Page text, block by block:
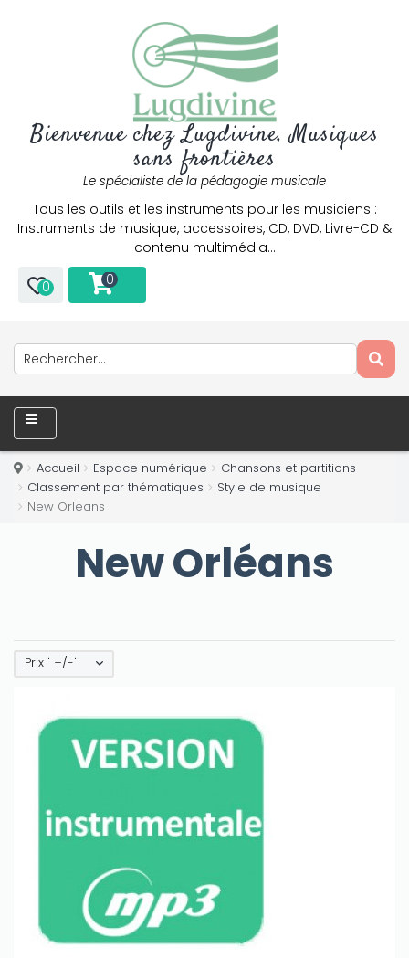
Bienvenue chez Lugdivine, Musiques
sans frontières
Le spécialiste de la pédagogie musicale
Tous les outils et les instruments pour les musiciens :
Instruments de musique, accessoires, CD, DVD, Livre-CD &
contenu multimédia…
0 0
Accueil Espace numérique
Chansons et partitions
Classement par thématiques
Style de musique
New Orleans
New Orléans
Prix ' +/-'